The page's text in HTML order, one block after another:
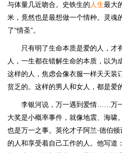
与体量几近吻合。史铁生的 人生最大
米，竟然也是最想做一个情种。灵魂
了“情圣”。
只有明了生命本质是爱的人，才
人，一生都在错解生命的本质，以为
这样的人，焦虑会像衣服一样天天装
贫乏的。这样的男人和女人，都是爱
李银河说，万一遇到爱情……万
大奖是小概率事件，就像地震、海啸
也是万一之事。英伦才子阿兰·德伯顿
的人和享受着自己工作的人。他写道